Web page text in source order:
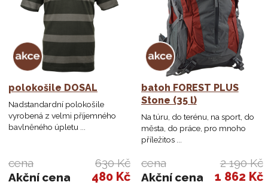
polokošile DOSAL
Nadstandardní polokošile
vyrobená z velmi příjemného
bavlněného úpletu ...
cena
630 Kč
Akční cena
480 Kč
batoh FOREST PLUS
Stone (35 l)
Na túru, do terénu, na sport, do
města, do práce, pro mnoho
příležitos ...
cena
2 190 Kč
Akční cena
1 862 Kč